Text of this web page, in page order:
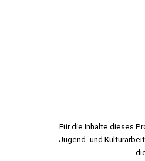
Für die Inhalte dieses
Jugend- und